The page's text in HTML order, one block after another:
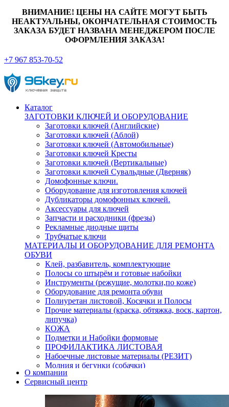
ВНИМАНИЕ! ЦЕНЫ НА САЙТЕ МОГУТ БЫТЬ
НЕАКТУАЛЬНЫ, ОКОНЧАТЕЛЬНАЯ СТОИМОСТЬ
ЗАКАЗА БУДЕТ НАЗВАНА МЕНЕДЖЕРОМ ПОСЛЕ
ОФОРМЛЕНИЯ ЗАКАЗА!
+7 967 853-70-52
Каталог
ЗАГОТОВКИ КЛЮЧЕЙ И ОБОРУДОВАНИЕ
Заготовки ключей (Английские)
Заготовки ключей (Аблой)
Заготовки ключей (Автомобильные)
Заготовки ключей Кресты
Заготовки ключей (Вертикальные)
Заготовки ключей Сувальдные (Дверняк)
Домофонные ключи.
Оборудование для изготовления ключей
Дубликаторы домофонных ключей.
Аксессуары для ключей
Запчасти и расходники (фрезы)
Рекламные диодные щиты
Трубчатые ключи
МАТЕРИАЛЫ И ОБОРУДОВАНИЕ ДЛЯ РЕМОНТА
ОБУВИ
Клей, разбавитель, комплектующие
Полосы со штырём и готовые набойки
Инструменты (режущие, молотки,по коже)
Оборудование для ремонта обуви
Полиуретан листовой, Косячки и Полосы
Прочие материалы (краска, обтяжка, воск, картон,
липучка)
КОЖА
Подметки и Набойки формовые
ПРОФИЛАКТИКА ЛИСТОВАЯ
Набоечные листовые материалы (РЕЗИТ)
Молния и бегунки (собачки)
Нитки,иглы-шило,крючки.
Уход и косметика для обуви
Кнопки (магнитые,кобурные)
Пряжки для ремня
О компании
Сервисный центр